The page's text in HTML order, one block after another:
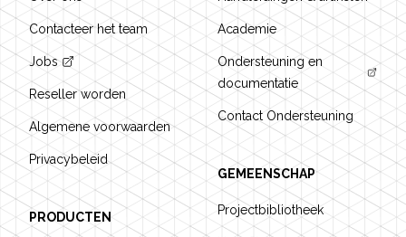
Contacteer het team
Jobs
Reseller worden
Algemene voorwaarden
Privacybeleid
PRODUCTEN
Academie
Ondersteuning en
documentatie
Contact Ondersteuning
GEMEENSCHAP
Projectbibliotheek